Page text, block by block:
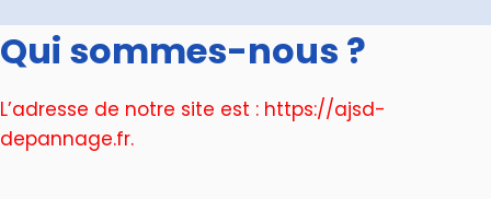
Qui sommes-nous ?
L’adresse de notre site est : https://ajsd-
depannage.fr.